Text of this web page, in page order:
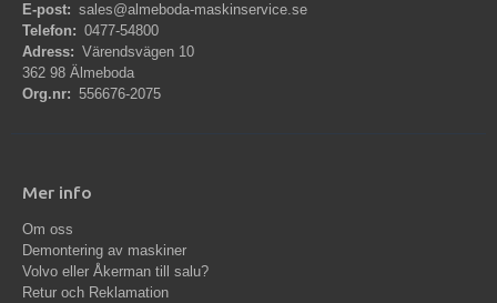
E-post: sales@almeboda-maskinservice.se
Telefon: 0477-54800
Adress: Värendsvägen 10
362 98 Älmeboda
Org.nr: 556676-2075
Mer info
Om oss
Demontering av maskiner
Volvo eller Åkerman till salu?
Retur och Reklamation